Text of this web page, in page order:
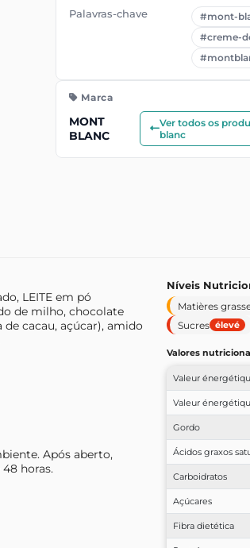
Palavras-chave
#mont-
#creme-
Marca
MONT
BLANC
Ver todos os
blanc
LEITE em pó
de milho, chocolate
de cacau, açúcar), amido
Após aberto,
horas.
Níveis
Matières
Sucres élevé
Valores
Valeur
Valeur
Gordo
Ácidos graxos
Carboidratos
Açúcares
Fibra dietética